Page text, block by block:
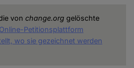
von change.orggelöschte
Petitionsplattform
wo sie gezeichnet werden